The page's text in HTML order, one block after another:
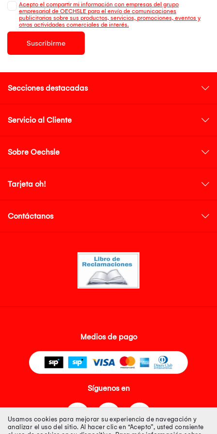
Acepto el compartir mi información con empresas del grupo
empresarial de OECHSLE para el envío de comunicaciones
publicitarias sobre sus productos, servicios, promociones, eventos y
otras actividades comerciales de interés.
Suscribirme
Secciones destacadas
Servicio al Cliente
Sobre Oechsle
Tarjeta oh!
Contáctanos
Medios de pago
Síguenos en
Usamos cookies para mejorar su experiencia de navegación y
analizar el uso del sitio. Al hacer clic en “Acepto”, usted consiente